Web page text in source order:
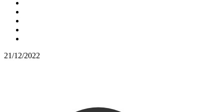
21/12/2022